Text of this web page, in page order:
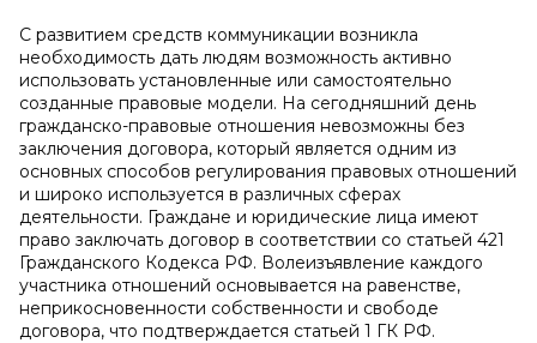
С развитием средств коммуникации возникла
необходимость дать людям возможность активно
использовать установленные или самостоятельно
созданные правовые модели. На сегодняшний день
гражданско-правовые отношения невозможны без
заключения договора, который является одним из
основных способов регулирования правовых отношений
и широко используется в различных сферах
деятельности. Граждане и юридические лица имеют
право заключать договор в соответствии со статьей 421
Гражданского Кодекса РФ. Волеизъявление каждого
участника отношений основывается на равенстве,
неприкосновенности собственности и свободе
договора, что подтверждается статьей 1 ГК РФ.